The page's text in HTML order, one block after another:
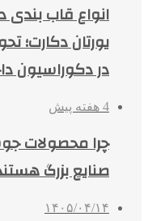
انواع قاب بندی
یورتان دکارت؛
در دکوراسیون
4 هفته پیش
صنایع بزرگ
۱۴۰۵/۰۴/۱۴